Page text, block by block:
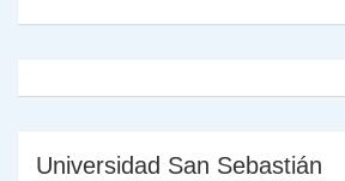
Universidad San Sebastián